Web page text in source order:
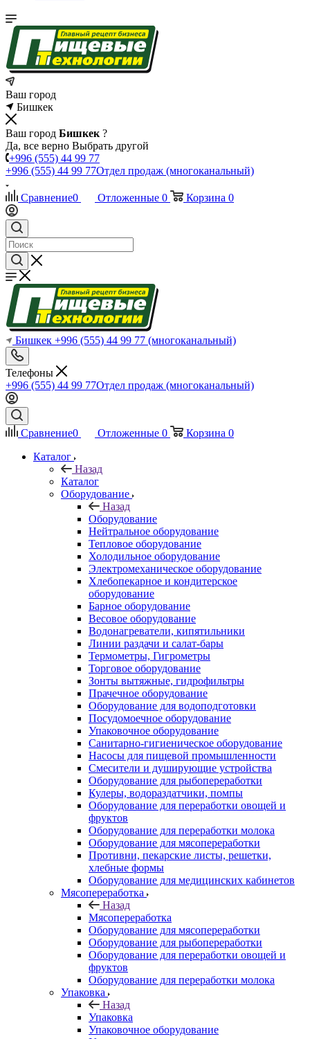
Ваш город
Бишкек
Ваш город Бишкек ?
Да, все верно Выбрать другой
+996 (555) 44 99 77
+996 (555) 44 99 77Отдел продаж (многоканальный)
Сравнение0 Отложенные 0 Корзина 0
Бишкек +996 (555) 44 99 77 (многоканальный)
Телефоны
+996 (555) 44 99 77Отдел продаж (многоканальный)
Сравнение0 Отложенные 0 Корзина 0
Каталог
Назад
Каталог
Оборудование
Назад
Оборудование
Нейтральное оборудование
Тепловое оборудование
Холодильное оборудование
Электромеханическое оборудование
Хлебопекарное и кондитерское
оборудование
Барное оборудование
Весовое оборудование
Водонагреватели, кипятильники
Линии раздачи и салат-бары
Термометры, Гигрометры
Торговое оборудование
Зонты вытяжные, гидрофильтры
Прачечное оборудование
Оборудование для водоподготовки
Посудомоечное оборудование
Упаковочное оборудование
Санитарно-гигиеническое оборудование
Насосы для пищевой промышленности
Смесители и душирующие устройства
Оборудование для рыбопереработки
Кулеры, водораздатчики, помпы
Оборудование для переработки овощей и
фруктов
Оборудование для переработки молока
Оборудование для мясопереработки
Противни, пекарские листы, решетки,
хлебные формы
Оборудование для медицинских кабинетов
Мясопереработка
Назад
Мясопереработка
Оборудование для мясопереработки
Оборудование для рыбопереработки
Оборудование для переработки овощей и
фруктов
Оборудование для переработки молока
Упаковка
Назад
Упаковка
Упаковочное оборудование